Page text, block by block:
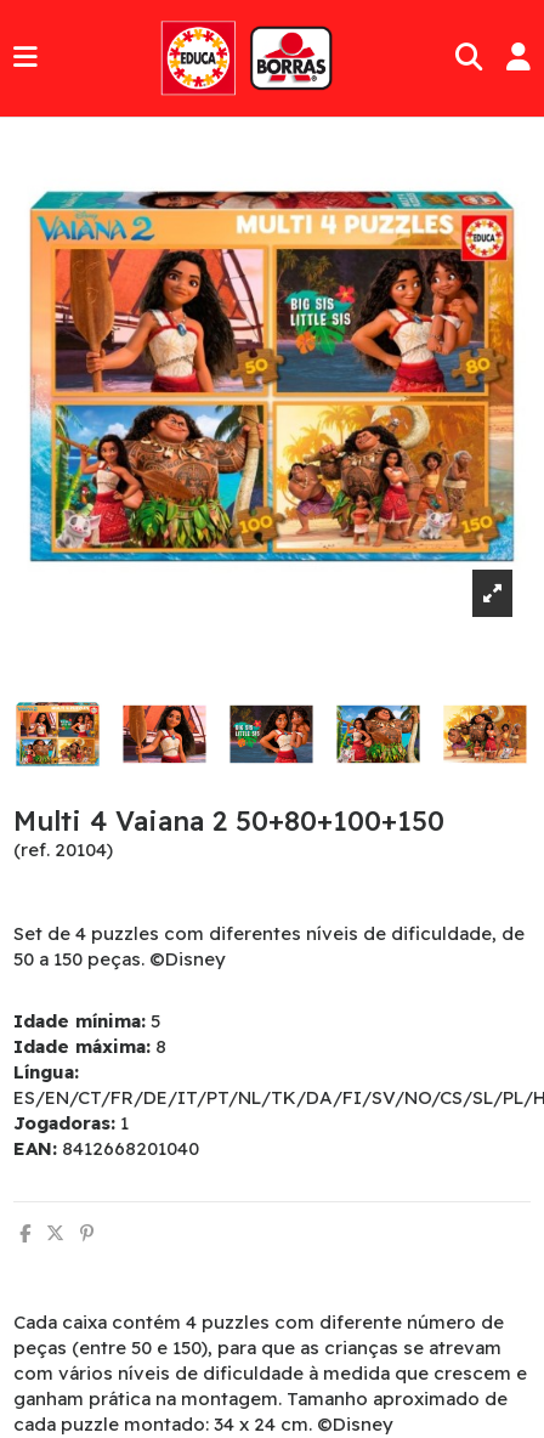
Multi 4 Vaiana 2 50+80+100+150
(ref. 20104)
Set de 4 puzzles com diferentes níveis de dificuldade, de
50 a 150 peças. ©Disney
Idade mínima: 5
Idade máxima: 8
Língua:
ES/EN/CT/FR/DE/IT/PT/NL/TK/DA/FI/SV/NO/CS/SL/PL/
Jogadoras: 1
EAN: 8412668201040
Cada caixa contém 4 puzzles com diferente número de
peças (entre 50 e 150), para que as crianças se atrevam
com vários níveis de dificuldade à medida que crescem e
ganham prática na montagem. Tamanho aproximado de
cada puzzle montado: 34 x 24 cm. ©Disney